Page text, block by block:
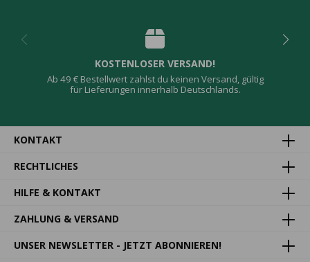
KOSTENLOSER VERSAND!
Ab 49 € Bestellwert zahlst du keinen Versand, gültig
für Lieferungen innerhalb Deutschlands.
KONTAKT
RECHTLICHES
HILFE & KONTAKT
ZAHLUNG & VERSAND
UNSER NEWSLETTER - JETZT ABONNIEREN!